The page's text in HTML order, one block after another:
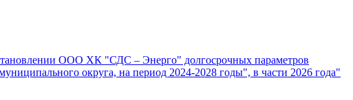
ООО ХК "СДС – Энерго" долгосрочных параметров
округа, на период 2024-2028 годы", в части 2026 года"